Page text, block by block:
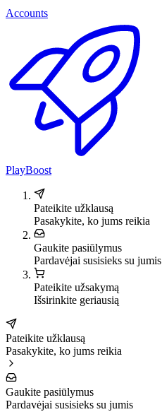
Accounts
PlayBoost
Pateikite užklausą
Pasakykite, ko jums reikia
Gaukite pasiūlymus
Pardavėjai susisieks su jumis
Pateikite užsakymą
Išsirinkite geriausią
Pateikite užklausą
Pasakykite, ko jums reikia
Gaukite pasiūlymus
Pardavėjai susisieks su jumis